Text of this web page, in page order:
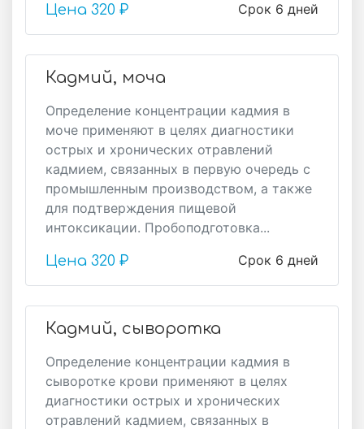
Срок 6 дней
Цена 320 ₽
Кадмий, моча
Определение концентрации кадмия в
моче применяют в целях диагностики
острых и хронических отравлений
кадмием, связанных в первую очередь с
промышленным производством, а также
для подтверждения пищевой
интоксикации. Пробоподготовка...
Срок 6 дней
Цена 320 ₽
Кадмий, сыворотка
Определение концентрации кадмия в
сыворотке крови применяют в целях
диагностики острых и хронических
отравлений кадмием, связанных в